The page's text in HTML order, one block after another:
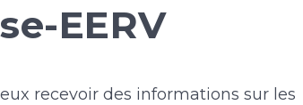
EERV
recevoir des informations sur les